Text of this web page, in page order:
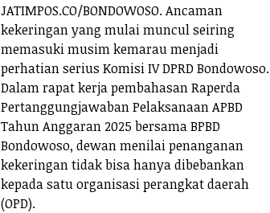
JATIMPOS.CO/BONDOWOSO. Ancaman
kekeringan yang mulai muncul seiring
memasuki musim kemarau menjadi
perhatian serius Komisi IV DPRD Bondowoso.
Dalam rapat kerja pembahasan Raperda
Pertanggungjawaban Pelaksanaan APBD
Tahun Anggaran 2025 bersama BPBD
Bondowoso, dewan menilai penanganan
kekeringan tidak bisa hanya dibebankan
kepada satu organisasi perangkat daerah
(OPD).